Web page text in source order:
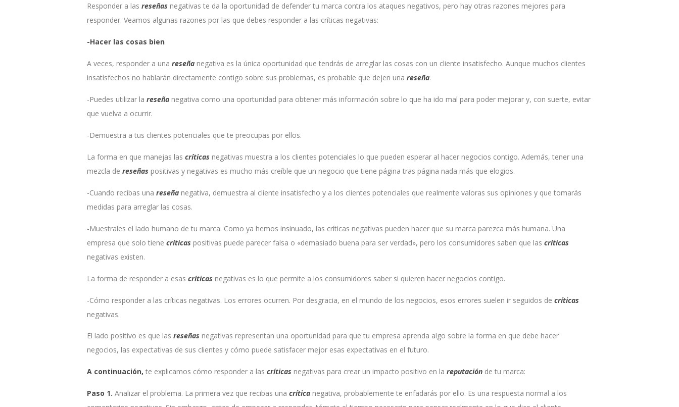
Responder a las reseñas negativas te da la oportunidad de defender tu marca contra los ataques negativos, pero hay otras razones mejores para
responder. Veamos algunas razones por las que debes responder a las críticas negativas:
-Hacer las cosas bien
A veces, responder a una reseña negativa es la única oportunidad que tendrás de arreglar las cosas con un cliente insatisfecho. Aunque muchos clientes
insatisfechos no hablarán directamente contigo sobre sus problemas, es probable que dejen una reseña.
-Puedes utilizar la reseña negativa como una oportunidad para obtener más información sobre lo que ha ido mal para poder mejorar y, con suerte, evitar
que vuelva a ocurrir.
-Demuestra a tus clientes potenciales que te preocupas por ellos.
La forma en que manejas las críticas negativas muestra a los clientes potenciales lo que pueden esperar al hacer negocios contigo. Además, tener una
mezcla de reseñas positivas y negativas es mucho más creíble que un negocio que tiene página tras página nada más que elogios.
-Cuando recibas una reseña negativa, demuestra al cliente insatisfecho y a los clientes potenciales que realmente valoras sus opiniones y que tomarás
medidas para arreglar las cosas.
-Muestrales el lado humano de tu marca. Como ya hemos insinuado, las críticas negativas pueden hacer que su marca parezca más humana. Una
empresa que solo tiene críticas positivas puede parecer falsa o «demasiado buena para ser verdad», pero los consumidores saben que las críticas
negativas existen.
La forma de responder a esas críticas negativas es lo que permite a los consumidores saber si quieren hacer negocios contigo.
-Cómo responder a las críticas negativas. Los errores ocurren. Por desgracia, en el mundo de los negocios, esos errores suelen ir seguidos de críticas
negativas.
El lado positivo es que las reseñas negativas representan una oportunidad para que tu empresa aprenda algo sobre la forma en que debe hacer
negocios, las expectativas de sus clientes y cómo puede satisfacer mejor esas expectativas en el futuro.
A continuación, te explicamos cómo responder a las críticas negativas para crear un impacto positivo en la reputación de tu marca:
Paso 1. Analizar el problema. La primera vez que recibas una crítica negativa, probablemente te enfadarás por ello. Es una respuesta normal a los